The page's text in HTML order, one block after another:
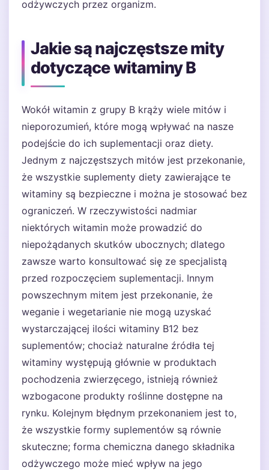
odżywczych przez organizm.
Jakie są najczęstsze mity
dotyczące witaminy B
Wokół witamin z grupy B krąży wiele mitów i
nieporozumień, które mogą wpływać na nasze
podejście do ich suplementacji oraz diety.
Jednym z najczęstszych mitów jest przekonanie,
że wszystkie suplementy diety zawierające te
witaminy są bezpieczne i można je stosować bez
ograniczeń. W rzeczywistości nadmiar
niektórych witamin może prowadzić do
niepożądanych skutków ubocznych; dlatego
zawsze warto konsultować się ze specjalistą
przed rozpoczęciem suplementacji. Innym
powszechnym mitem jest przekonanie, że
weganie i wegetarianie nie mogą uzyskać
wystarczającej ilości witaminy B12 bez
suplementów; chociaż naturalne źródła tej
witaminy występują głównie w produktach
pochodzenia zwierzęcego, istnieją również
wzbogacone produkty roślinne dostępne na
rynku. Kolejnym błędnym przekonaniem jest to,
że wszystkie formy suplementów są równie
skuteczne; forma chemiczna danego składnika
odżywczego może mieć wpływ na jego